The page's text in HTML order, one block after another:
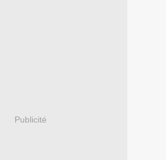
Publicité